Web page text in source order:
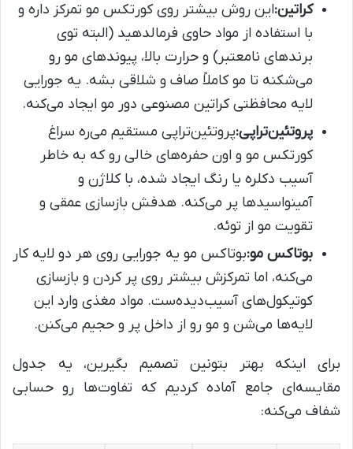
کراتین:این روش بیشتر روی کورتکس مو تمرکز داره و
با استفاده از مواد حاوی فرمالدهید (البته توی
برندهای نامعتبر) و حرارت بالا، پیوندهای مو رو
می‌شکنه تا مو کاملاً صاف و شلاقی بشه. یه جورایی
لایه محافظتی کراتین مصنوعی دور مو ایجاد می‌کنه.
پروتئین‌تراپی:پروتئین‌تراپی مستقیم می‌ره سراغ
کورتکس مو و اون حفره‌های خالی رو که به خاطر
آسیب دکلره یا رنگ ایجاد شده، با کلاژن و
آمینواسیدها پر می‌کنه. هدفش بازسازی عمقی و
تقویت مو از توئه.
بوتاکس مو:بوتاکس مو یه جورایی روی هر دو لایه کار
می‌کنه، اما تمرکزش بیشتر روی پر کردن و بازسازی
کوتیکول‌های آسیب‌دیده‌ست. مواد مغذی وارد این
لایه‌ها می‌شن و مو رو از داخل پر و حجیم می‌کنن.
برای اینکه بهتر بتونین تصمیم بگیرین، یه جدول
مقایسه‌ای جامع آماده کردیم که تفاوت‌ها رو حسابی
شفاف می‌کنه: